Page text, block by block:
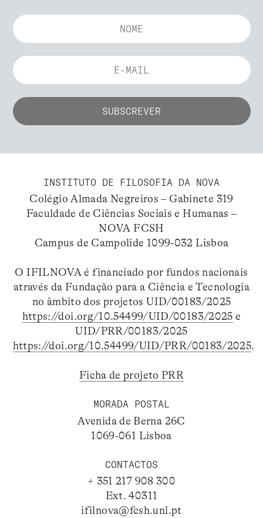
INSTITUTO DE FILOSOFIA DA NOVA
Colégio Almada Negreiros – Gabinete 319
Faculdade de Ciências Sociais e Humanas –
NOVA FCSH
Campus de Campolide 1099-032 Lisboa
O IFILNOVA é financiado por fundos nacionais
através da Fundação para a Ciência e Tecnologia
no âmbito dos projetos UID/00183/2025
https://doi.org/10.54499/UID/00183/2025 e
UID/PRR/00183/2025
https://doi.org/10.54499/UID/PRR/00183/2025.
Ficha de projeto PRR
MORADA POSTAL
Avenida de Berna 26C
1069-061 Lisboa
CONTACTOS
+ 351 217 908 300
Ext. 40311
ifilnova@fcsh.unl.pt